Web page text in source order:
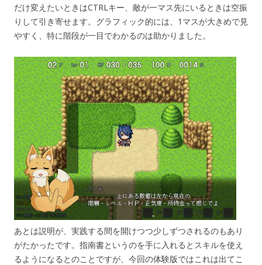
だけ変えたいときはCTRLキー、敵が一マス先にいるときは空振
りして引き寄せます。グラフィック的には、1マスが大きめで見
やすく、特に階段が一目でわかるのは助かりました。
あとは説明が、実践する間を開けつつ少しずつされるのもあり
がたかったです。指南書というのを手に入れるとスキルを使え
るようになるとのことですが、今回の体験版ではこれは出てこ